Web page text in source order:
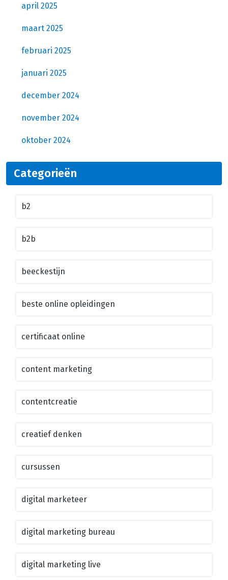
april 2025
maart 2025
februari 2025
januari 2025
december 2024
november 2024
oktober 2024
Categorieën
b2
b2b
beeckestijn
beste online opleidingen
certificaat online
content marketing
contentcreatie
creatief denken
cursussen
digital marketeer
digital marketing bureau
digital marketing live